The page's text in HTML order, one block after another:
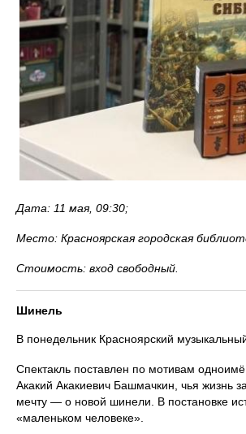
Дата: 11 мая, 09:30;
Место: Красноярская городская
Стоимость: вход свободный.
Шинель
В понедельник Красноярский
Спектакль поставлен по мотивам
Акакий Акакиевич Башмачкин, чья жизнь
мечту — о новой шинели. В постановке
«маленьком человеке».